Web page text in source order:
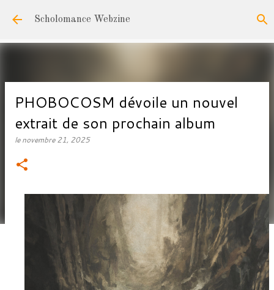
Accéder au contenu principal
Scholomance Webzine
PHOBOCOSM dévoile un nouvel
extrait de son prochain album
lenovembre 21, 2025